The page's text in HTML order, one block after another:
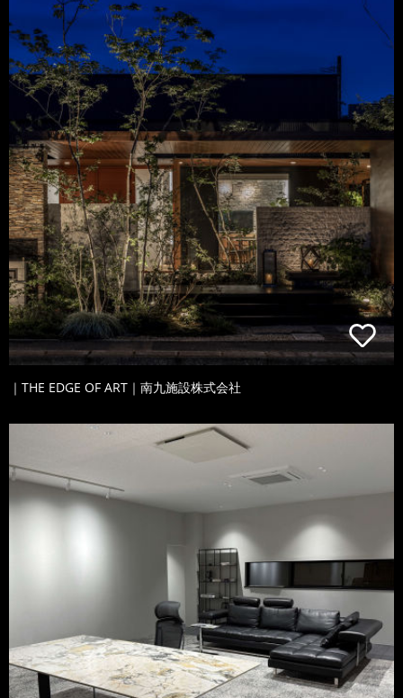
｜THE EDGE OF ART｜南九施設株式会社